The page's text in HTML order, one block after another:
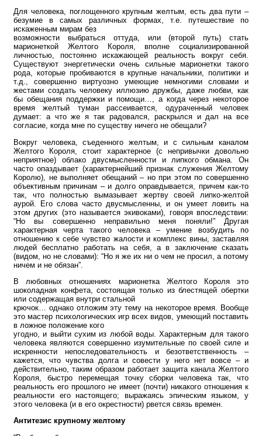
Для человека, поглощенного крупным желтым, есть два пути –
безумие в самых различных формах, т.е. путешествие по
искаженным мирам без
возможности выбраться оттуда, или (второй путь) стать
марионеткой Желтого Короля, вполне социализированной
личностью, постоянно искажающей реальность вокруг себя.
Существуют энергетически очень сильные марионетки такого
рода, которые пробиваются в крупные начальники, политики и
т.д., совершенно виртуозно умеющие немногими словами и
жестами создать человеку иллюзию дружбы, даже любви, как
бы обещания поддержки и помощи…, а когда через некоторое
время желтый туман рассеивается, одураченный человек
думает: а что же я так радовался, раскрылся и дал на все
согласие, когда мне по существу ничего не обещали?
Вокруг человека, съеденного желтым, и с сильным каналом
Желтого Короля, стоит характерное (с непривычки довольно
неприятное) облако двусмысленности и липкого обмана. Он
часто опаздывает (характернейший признак служения Желтому
Королю), не выполняет обещаний – но при этом по совершенно
объективным причинам – и долго оправдывается, причем как-то
так, что полностью вымазывает жертву своей липко-желтой
аурой. Его слова часто двусмысленны, и он умеет ловить на
этом других (это называется экивоками), говоря впоследствии:
“Но вы совершенно неправильно меня поняли!” Другая
характерная черта такого человека – умение возбудить по
отношению к себе чувство жалости и комплекс вины, заставляя
людей бесплатно работать на себя, а в заключение сказать
(видом, но не словами): “Но я же их ни о чем не просил, а потому
ничем и не обязан”.
В любовных отношениях марионетка Желтого Короля это
шоколадная конфета, состоящая только из блестящей обертки
или содержащая внутри стальной
крючок… однако отложим эту тему на некоторое время. Вообще
это мастер психологических игр всех видов, умеющий поставить
в ложное положение кого
угодно, и выйти сухим из любой воды. Характерным для такого
человека являются совершенно изумительные по своей силе и
искренности непоследовательность и безответственность –
кажется, что чувства долга и совести у него нет вовсе – и
действительно, таким образом работает защита канала Желтого
Короля, быстро перемещая точку сборки человека так, что
реальность его прошлого не имеет (почти) никакого отношения к
реальности его настоящего; выражаясь эпическим языком, у
этого человека (и в его окрестности) рвется связь времен.
Антитезис крупному желтому